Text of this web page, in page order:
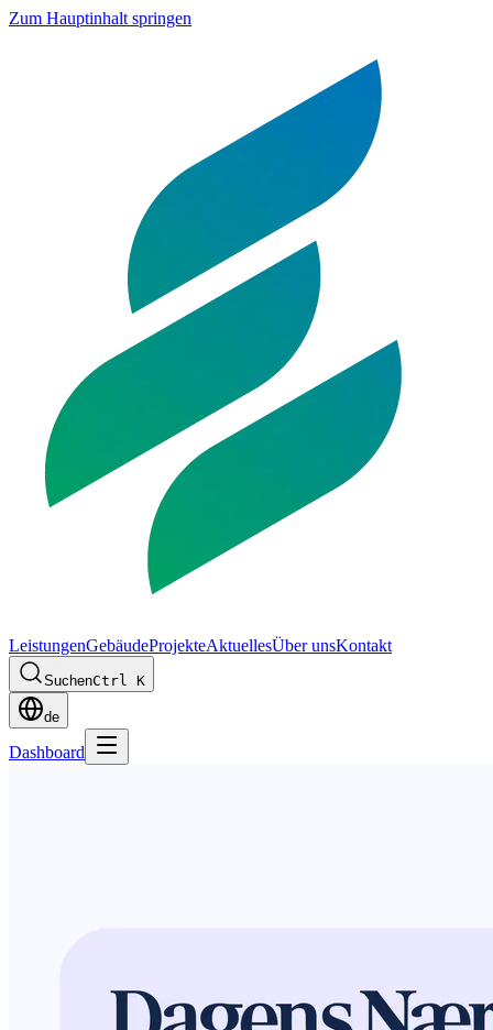
Zum Hauptinhalt springen
LeistungenGebäudeProjekteAktuellesÜber unsKontakt
SuchenCtrl K
de
Dashboard